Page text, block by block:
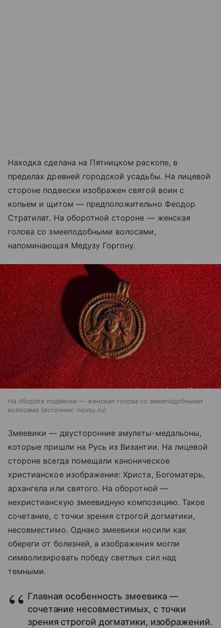
Находка сделана на Пятницком раскопе, в
пределах древней городской усадьбы. На лицевой
стороне подвески изображен святой воин с
копьем и щитом — предположительно Феодор
Стратилат. На оборотной стороне — женская
голова со змееподобными волосами,
напоминающая Медузу Горгону.
На обороте подвески — женская голова со змееподобными
волосами
источник: novsu.ru
Змеевики — двусторонние амулеты-медальоны,
которые пришли на Русь из Византии. На лицевой
стороне всегда помещали каноническое
христианское изображение: Христа, Богоматерь,
архангела или святого. На оборотной —
нехристианскую змеевидную композицию. Такое
сочетание, с точки зрения строгой догматики,
несовместимо. Однако змеевики носили как
обереги от болезней, а изображения могли
символизировать победу светлых сил над
темными.
Главная особенность змеевика —
сочетание несовместимых, с точки
зрения строгой догматики, изображений.